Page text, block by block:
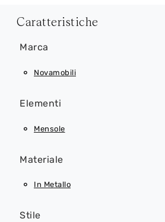
Caratteristiche
Marca
Novamobili
Elementi
Mensole
Materiale
In Metallo
Stile